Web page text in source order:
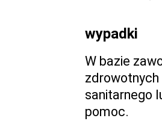
wypadki
W bazie
zdrowotnych
sanitarnego
pomoc.